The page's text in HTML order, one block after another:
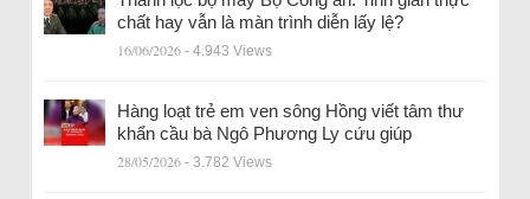
chất hay vẫn là màn trình diễn lấy lệ?
16/06/2026 - 4.943 Views
Hàng loạt trẻ em ven sông Hồng viết tâm thư
khẩn cầu bà Ngô Phương Ly cứu giúp
28/05/2026 - 3.782 Views